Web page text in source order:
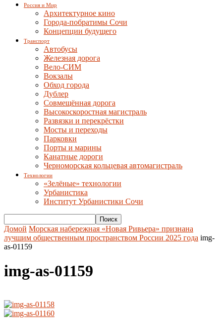
Россия и Мир
Архитектурное кино
Города-побратимы Сочи
Концепции будущего
Транспорт
Автобусы
Железная дорога
Вело-СИМ
Вокзалы
Обход города
Дублер
Совмещённая дорога
Высокоскоростная магистраль
Развязки и перекрёстки
Мосты и переходы
Парковки
Порты и марины
Канатные дороги
Черноморская кольцевая автомагистраль
Технологии
«Зелёные» технологии
Урбанистика
Институт Урбанистики Сочи
Домой Морская набережная «Новая Ривьера» признана
лучшим общественным пространством России 2025 года img-
as-01159
img-as-01159